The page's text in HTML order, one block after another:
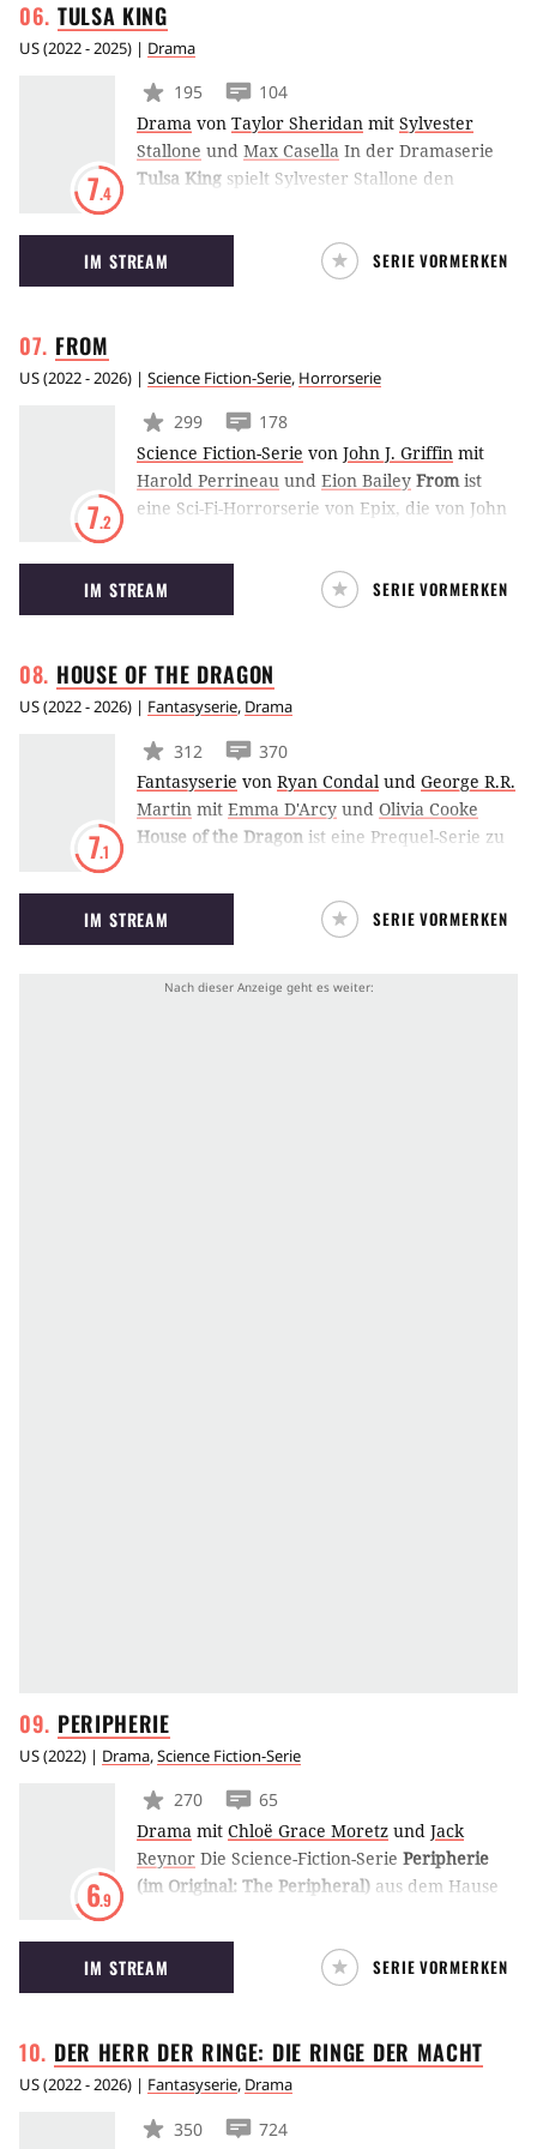
TULSA KING
US(2022 - 2025) | Drama
7.4
195
104
Drama von Taylor Sheridan mit Sylvester
Stallone und Max Casella In der Dramaserie
Tulsa King spielt Sylvester Stallone den
Mafia-Familie einen Neuanfang in Tulsa im US-
Bundesstaat Oklahoma wagt. Die Serie Tulsa
King feiert ihre Premiere im November 2022
IM STREAM SERIE VORMERKEN
FROM
US(2022 - 2026) | Science Fiction-Serie, Horrorserie
7.2
299
178
Science Fiction-Serie von John J. Griffin mit
Harold Perrineau und Eion Bailey From ist
eine Sci-Fi-Horrorserie von Epix, die von John
einer Stadt, aus der es kein Entkommen mehr
gibt. Die Bewohner:innen versuchen einen
Ausweg zu finden, während grausame
IM STREAM SERIE VORMERKEN
HOUSE OF THE DRAGON
US(2022 - 2026) | Fantasyserie, Drama
7.1
312
370
Fantasyserie von Ryan Condal und George R.R.
Martin mit Emma D'Arcy und Olivia Cooke
House of the Dragon ist eine Prequel-Serie zu
des Hauses Targaryen. Die Handlung spielt ca.
200 Jahre vor der Hauptserie und basiert auf
dem Buch Feuer und Blut von George R. R.
IM STREAM SERIE VORMERKEN
PERIPHERIE
US(2022) | Drama,Science Fiction-Serie
6.9
270
65
Drama mit Chloë Grace Moretz und Jack
Reynor Die Science-Fiction-Serie Peripherie
(im Original: The Peripheral) aus dem Hause
Gesellschaft durch den technologischen
Fortschritt verändert wurde. Hier entdeckt
eine Frau eine alternative Realität und wird
konfrontiert.
IM STREAM SERIE VORMERKEN
DER HERR DER RINGE: DIE RINGE DER MACHT
US(2022 - 2026) | Fantasyserie, Drama
350
724